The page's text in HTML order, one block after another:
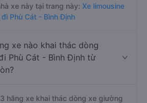
xe này tại trang này: Xe limousine
đi Phù Cát - Bình Định
xe nào khai thác dòng
Phù Cát - Bình Định từ
hãng xe khai thác dòng xe giường